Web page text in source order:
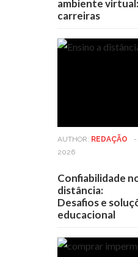
ambiente
carreiras
AUTHOR: REDAÇÃO -
2026
Confiabilidade
distância:
Desafios e
educacional